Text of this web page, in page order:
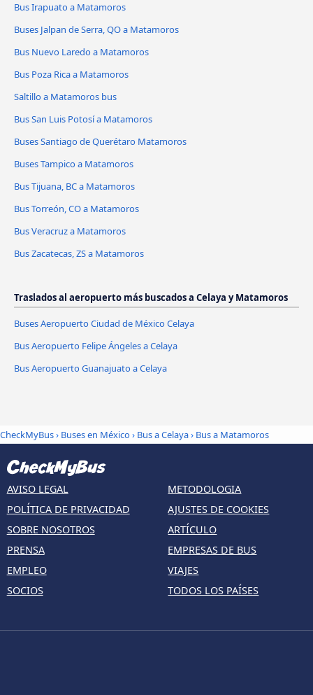
Bus Irapuato a Matamoros
Buses Jalpan de Serra, QO a Matamoros
Bus Nuevo Laredo a Matamoros
Bus Poza Rica a Matamoros
Saltillo a Matamoros bus
Bus San Luis Potosí a Matamoros
Buses Santiago de Querétaro Matamoros
Buses Tampico a Matamoros
Bus Tijuana, BC a Matamoros
Bus Torreón, CO a Matamoros
Bus Veracruz a Matamoros
Bus Zacatecas, ZS a Matamoros
Traslados al aeropuerto más buscados a Celaya y Matamoros
Buses Aeropuerto Ciudad de México Celaya
Bus Aeropuerto Felipe Ángeles a Celaya
Bus Aeropuerto Guanajuato a Celaya
CheckMyBus› Buses en México› Bus a Celaya› Bus a Matamoros
AVISO LEGAL
POLÍTICA DE PRIVACIDAD
SOBRE NOSOTROS
PRENSA
EMPLEO
SOCIOS
METODOLOGIA
AJUSTES DE COOKIES
ARTÍCULO
EMPRESAS DE BUS
VIAJES
TODOS LOS PAÍSES